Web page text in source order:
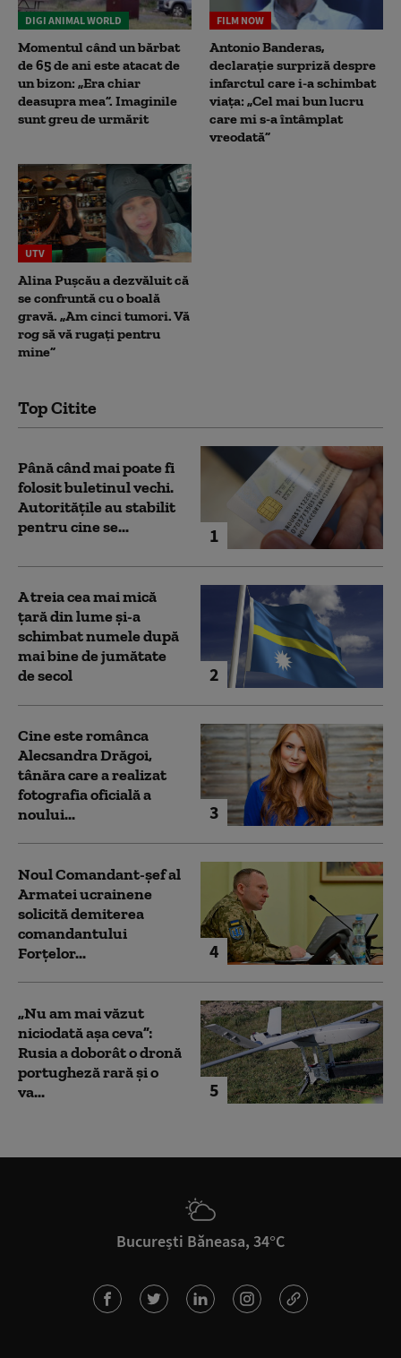
DIGI ANIMAL WORLD
Momentul când un bărbat
de 65 de ani este atacat de
un bizon: „Era chiar
deasupra mea”. Imaginile
sunt greu de urmărit
FILM NOW
Antonio Banderas,
declarație surpriză despre
infarctul care i-a schimbat
viața: „Cel mai bun lucru
care mi s-a întâmplat
vreodată”
UTV
Alina Pușcău a dezvăluit că
se confruntă cu o boală
gravă. „Am cinci tumori. Vă
rog să vă rugați pentru
mine”
Top Citite
1
Până când mai poate fi
folosit buletinul vechi.
Autoritățile au stabilit
pentru cine se...
2
A treia cea mai mică
țară din lume și-a
schimbat numele după
mai bine de jumătate
de secol
3
Cine este românca
Alecsandra Drăgoi,
tânăra care a realizat
fotografia oficială a
noului...
4
Noul Comandant-șef al
Armatei ucrainene
solicită demiterea
comandantului
Forțelor...
5
„Nu am mai văzut
niciodată așa ceva”:
Rusia a doborât o dronă
portugheză rară și o
va...
București Băneasa, 34°C